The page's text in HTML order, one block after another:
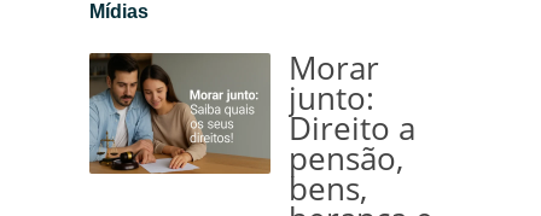
Mídias
Morar
junto:
Direito a
pensão,
bens,